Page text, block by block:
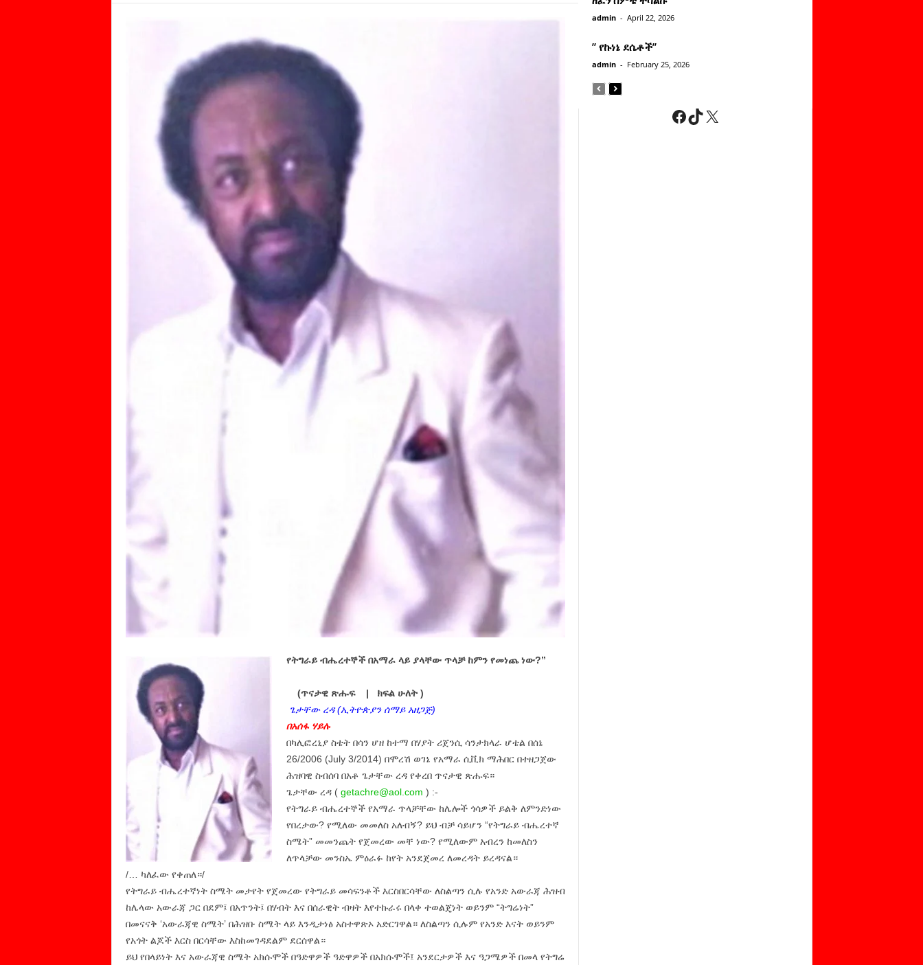
የትግራይ ብሔረተኞች በአማራ ላይ ያላቸው ጥላቻ ከምን የመነጨ ነው?”
(ጥናታዊ ጽሑፍ | ክፍል ሁለት )
ጌታቸው ረዳ (ኢትዮጵያን ሰማይ አዘጋጅ)
በአሰፋ ሃይሉ
በካሊፎረኒያ ስቴት በሳን ሆዘ ከተማ በሃያት ሪጀንሲ ሳንታክላራ ሆቴል በሰኔ
26/2006 (July 3/2014) በሞረሽ ወገኔ የአማራ ሲቪክ ማሕበር በተዘጋጀው
ሕዝባዊ ስብሰባ በአቶ ጌታቸው ረዳ የቀረበ ጥናታዊ ጽሑፍ።
ጌታቸው ረዳ ( getachre@aol.com ) :-
የትግራይ ብሔረተኞች የአማራ ጥላቻቸው ከሌሎች ጎሳዎች ይልቅ ለምንድነው
የበረታው? የሚለው መመለስ አለብኝ? ይህ ብቻ ሳይሆን “የትግራይ ብሔረተኛ
ስሜት” መመንጨት የጀመረው መቸ ነው? የሚለውም አብረን ከመለስን
ለጥላቻው መንስኤ ምዕራፉ ከየት አንደጀመረ ለመረዳት ይረዳናል።
/… ካለፈው የቀጠለ።/
የትግራይ ብሔረተኛነት ስሜት መታየት የጀመረው የትግራይ መሳፍንቶች እርስበርሳቸው ለስልጣን ሲሉ የአንድ አውራጃ ሕዝብ
ከሌላው አውራጃ ጋር በደም፤ በአጥንት፤ በሃብት እና በሰራዊት ብዛት እየተኩራሩ በላቀ ተወልጄነት ወይንም “ትግሬነት”
በመናናቅ ‘አውራጃዊ ስሜት’ በሕዝቡ ስሜት ላይ እንዲታነፅ አስተዋጽኦ አድርገዋል። ለስልጣን ሲሉም የአንድ እናት ወይንም
የአጎት ልጆች እርስ በርሳቸው እስከመገዳደልም ደርሰዋል።
ይህ የበላይነት እና አውራጃዊ ስሜት አክሱሞች በዓድዋዎች ዓድዋዎች በአክሱሞች፤ አንደርታዎች እና ዓጋሜዎች በመላ የትግሬ
admin - April 22, 2026
” የኩነኔ ደሴቶች’’
admin - February 25, 2026
Facebook
TikTok
X